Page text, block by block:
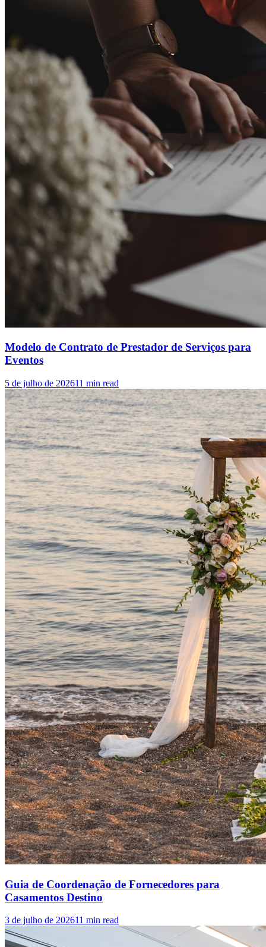
Modelo de Contrato de Prestador de Serviços para
Eventos
5 de julho de 202611 min read
Guia de Coordenação de Fornecedores para
Casamentos Destino
3 de julho de 202611 min read